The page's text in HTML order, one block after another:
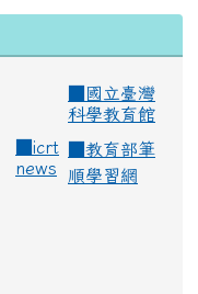
國立臺灣
科學教育館
icrt
news
教育部筆
順學習網